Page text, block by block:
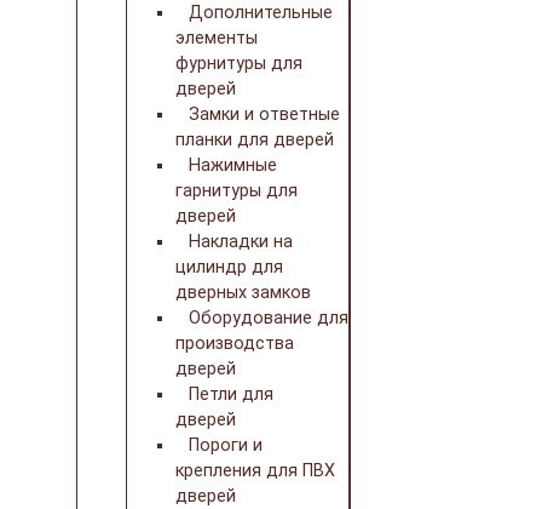
Дополнительные
элементы
фурнитуры для
дверей
Замки и ответные
планки для дверей
Нажимные
гарнитуры для
дверей
Накладки на
цилиндр для
дверных замков
Оборудование для
производства
дверей
Петли для
дверей
Пороги и
крепления для ПВХ
дверей